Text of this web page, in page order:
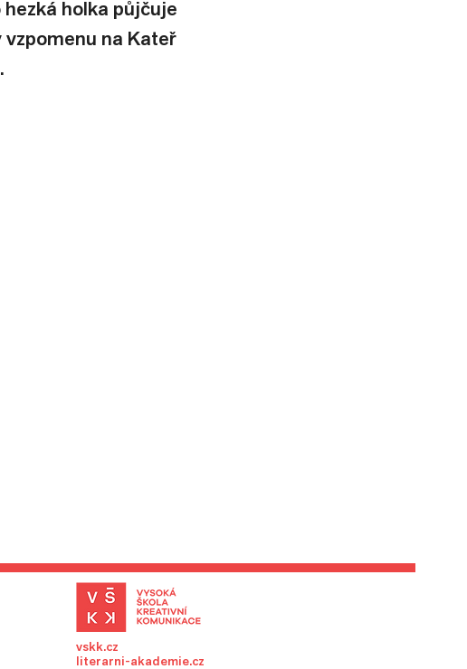
holka půjčuje
na Kateř
vskk.cz
literarni-akademie.cz